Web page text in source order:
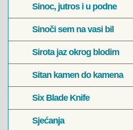
Sinoc, jutros i u podne
Sinoči sem na vasi bil
Sirota jaz okrog blodim
Sitan kamen do kamena
Six Blade Knife
Sjećanja